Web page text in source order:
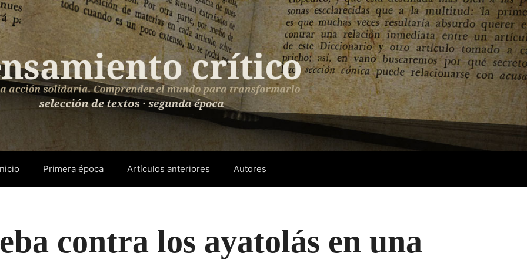
Primera época Artículos anteriores Autores
contra los ayatolás en una